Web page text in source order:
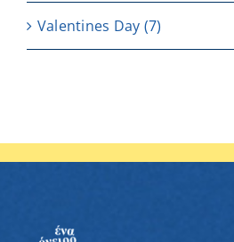
Valentines Day (7)